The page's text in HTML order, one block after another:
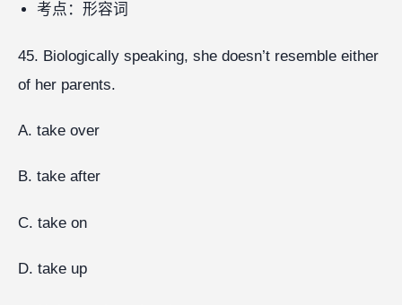
考点：形容词
45. Biologically speaking, she doesn’t resemble either
of her parents.
A. take over
B. take after
C. take on
D. take up